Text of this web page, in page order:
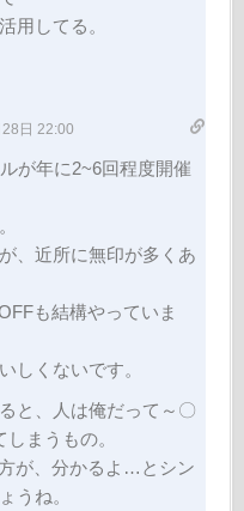
用してる。
日 22:00
が年に2~6回程度開催
、近所に無印が多くあ
も結構やっていま
しくないです。
と、人は俺だって～〇
まうもの。
が、分かるよ…とシン
うね。